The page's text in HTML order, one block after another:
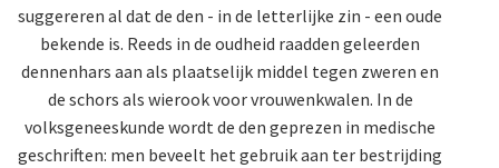
suggereren al dat de den - in de letterlijke zin - een oude
bekende is. Reeds in de oudheid raadden geleerden
dennenhars aan als plaatselijk middel tegen zweren en
de schors als wierook voor vrouwenkwalen. In de
volksgeneeskunde wordt de den geprezen in medische
geschriften: men beveelt het gebruik aan ter bestrijding